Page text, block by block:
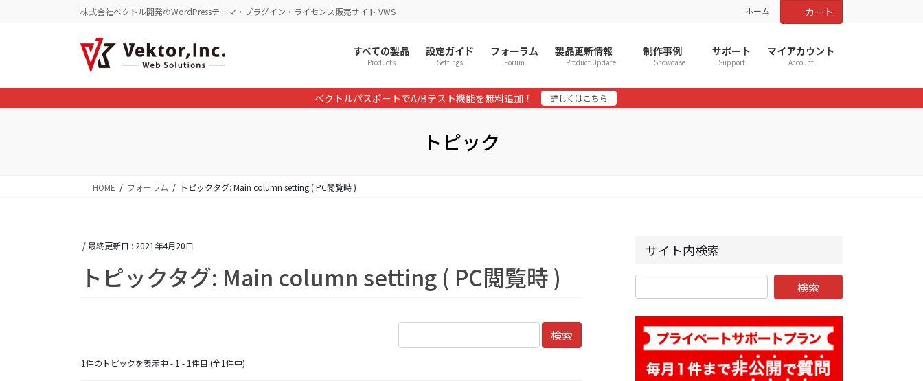
に
移
ョ
ン
株式会社ベクトル開発のWordPressテーマ・プラグイン・ライセンス販売サイト VWS ホーム カート
すべての製品
Products
設定ガイド
Settings
フォーラム
Forum
製品更新情報
Product Update
制作事例
Showcase
サポート
Support
マイアカウント
Account
ベクトルパスポートでA/Bテスト機能を無料追加！ 詳しくはこちら
トピック
HOME フォーラム トピックタグ: Main column setting ( PC閲覧時 )
/ 最終更新日 : 2021年4月20日
トピックタグ: Main column setting ( PC閲覧時 )
1件のトピックを表示中 - 1 - 1件目 (全1件中)
サイト内検索